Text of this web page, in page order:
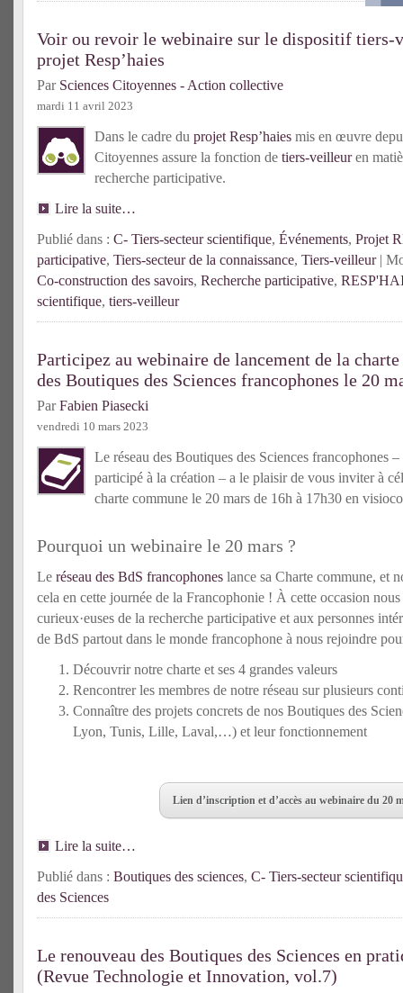
Voir ou revoir le webinaire sur le dispositif tiers-
projet Resp’haies
Par Sciences Citoyennes - Action collective
mardi 11 avril 2023
Dans le cadre du projet Resp’haies mis en œuvre
Citoyennes assure la fonction de tiers-veilleuren
recherche participative.
Lire la suite…
Publié dans : C- Tiers-secteur scientifique, Événements, Projet
participative, Tiers-secteur de la connaissance, Tiers-veilleur|
Co-construction des savoirs, Recherche participative,
scientifique, tiers-veilleur
Participez au webinaire de lancement de la
des Boutiques des Sciences francophones le 20
ParFabien Piasecki
vendredi 10 mars 2023
Le réseau des Boutiques des Sciences francophones
participé à la création – a le plaisir de vous inviter à
charte commune le 20 mars de 16h à 17h30 en
Pourquoi un webinaire le 20 mars ?
Le réseau des BdS francophones lance sa Charte commune, et
cela en cette journée de la Francophonie ! À cette occasion
curieux·euses de la recherche participative et aux personnes
de BdS partout dans le monde francophone à nous rejoindre
Découvrir notre charte et ses 4 grandes valeurs
Rencontrer les membres de notre réseau sur plusieurs
Connaître des projets concrets de nos Boutiques des
Lyon, Tunis, Lille, Laval,…) et leur fonctionnement
Lien d’inscription et d’accès au webinaire du 20
Lire la suite…
Publié dans : Boutiques des sciences, C- Tiers-secteur
des Sciences
Le renouveau des Boutiques des Sciences en
(Revue Technologie et Innovation, vol.7)